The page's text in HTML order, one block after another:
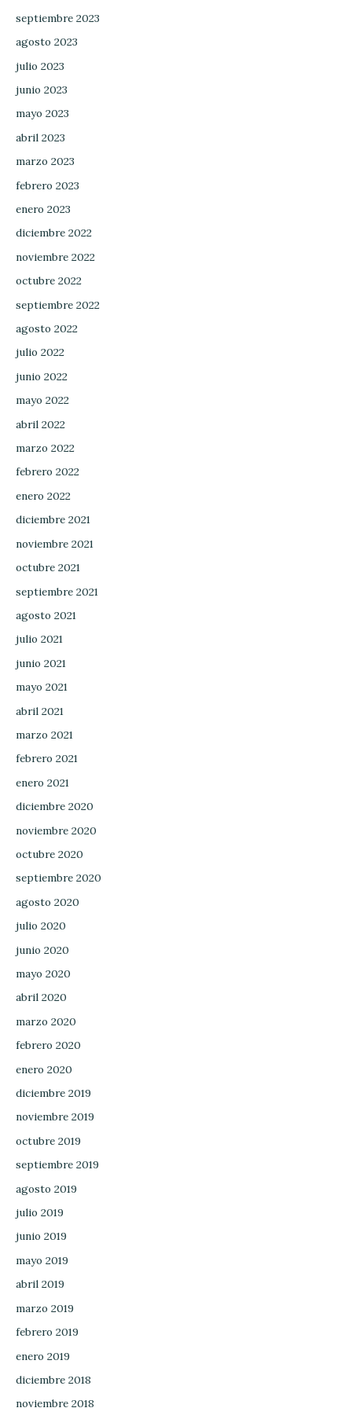
septiembre 2023
agosto 2023
julio 2023
junio 2023
mayo 2023
abril 2023
marzo 2023
febrero 2023
enero 2023
diciembre 2022
noviembre 2022
octubre 2022
septiembre 2022
agosto 2022
julio 2022
junio 2022
mayo 2022
abril 2022
marzo 2022
febrero 2022
enero 2022
diciembre 2021
noviembre 2021
octubre 2021
septiembre 2021
agosto 2021
julio 2021
junio 2021
mayo 2021
abril 2021
marzo 2021
febrero 2021
enero 2021
diciembre 2020
noviembre 2020
octubre 2020
septiembre 2020
agosto 2020
julio 2020
junio 2020
mayo 2020
abril 2020
marzo 2020
febrero 2020
enero 2020
diciembre 2019
noviembre 2019
octubre 2019
septiembre 2019
agosto 2019
julio 2019
junio 2019
mayo 2019
abril 2019
marzo 2019
febrero 2019
enero 2019
diciembre 2018
noviembre 2018